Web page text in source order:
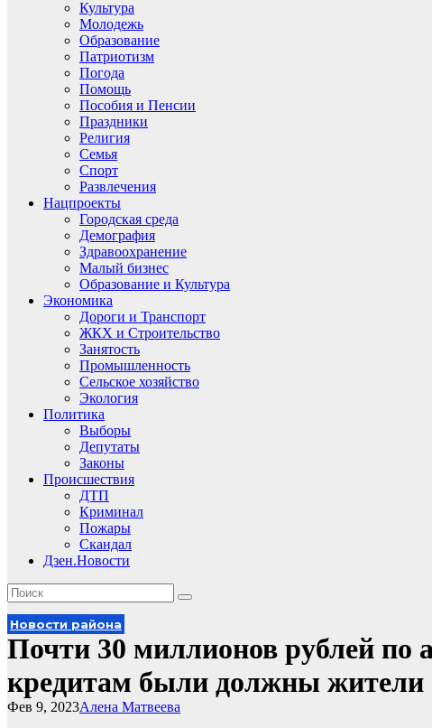
Культура
Молодежь
Образование
Патриотизм
Погода
Помощь
Пособия и Пенсии
Праздники
Религия
Семья
Спорт
Развлечения
Нацпроекты
Городская среда
Демография
Здравоохранение
Малый бизнес
Образование и Культура
Экономика
Дороги и Транспорт
ЖКХ и Строительство
Занятость
Промышленность
Сельское хозяйство
Экология
Политика
Выборы
Депутаты
Законы
Происшествия
ДТП
Криминал
Пожары
Скандал
Дзен.Новости
Новости района
Почти 30 миллионов рублей по
кредитам были должны жители
Алена Матвеева
Фев 9, 2023